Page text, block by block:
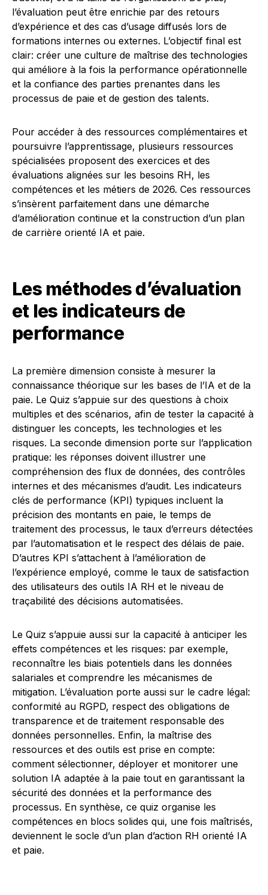
l’évaluation peut être enrichie par des retours
d’expérience et des cas d’usage diffusés lors de
formations internes ou externes. L’objectif final est
clair: créer une culture de maîtrise des technologies
qui améliore à la fois la performance opérationnelle
et la confiance des parties prenantes dans les
processus de paie et de gestion des talents.
Pour accéder à des ressources complémentaires et
poursuivre l’apprentissage, plusieurs ressources
spécialisées proposent des exercices et des
évaluations alignées sur les besoins RH, les
compétences et les métiers de 2026. Ces ressources
s’insèrent parfaitement dans une démarche
d’amélioration continue et la construction d’un plan
de carrière orienté IA et paie.
Les méthodes d’évaluation
et les indicateurs de
performance
La première dimension consiste à mesurer la
connaissance théorique sur les bases de l’IA et de la
paie. Le Quiz s’appuie sur des questions à choix
multiples et des scénarios, afin de tester la capacité à
distinguer les concepts, les technologies et les
risques. La seconde dimension porte sur l’application
pratique: les réponses doivent illustrer une
compréhension des flux de données, des contrôles
internes et des mécanismes d’audit. Les indicateurs
clés de performance (KPI) typiques incluent la
précision des montants en paie, le temps de
traitement des processus, le taux d’erreurs détectées
par l’automatisation et le respect des délais de paie.
D’autres KPI s’attachent à l’amélioration de
l’expérience employé, comme le taux de satisfaction
des utilisateurs des outils IA RH et le niveau de
traçabilité des décisions automatisées.
Le Quiz s’appuie aussi sur la capacité à anticiper les
effets com­pétences et les risques: par exemple,
reconnaître les biais potentiels dans les données
salariales et comprendre les mécanismes de
mitigation. L’évaluation porte aussi sur le cadre légal:
conformité au RGPD, respect des obligations de
transparence et de traitement responsable des
données personnelles. Enfin, la maîtrise des
ressources et des outils est prise en compte:
comment sélectionner, déployer et monitorer une
solution IA adaptée à la paie tout en garantissant la
sécurité des données et la performance des
processus. En synthèse, ce quiz organise les
compétences en blocs solides qui, une fois maîtrisés,
deviennent le socle d’un plan d’action RH orienté IA
et paie.